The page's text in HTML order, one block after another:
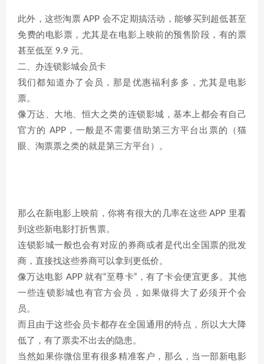
此外，这些淘票 APP 会不定期搞活动，能够买到超低甚至
免费的电影票，尤其是在电影上映前的预售阶段，有的票
甚至低至 9.9 元。
二、办连锁影城会员卡
我们都知道办了会员，那是优惠福利多多，尤其是电影
票。
像万达、大地、恒大之类的连锁影城，基本上都会有自己
官方的 APP，一般是不需要借助第三方平台出票的（猫
眼、淘票票之类的就是第三方平台）。
那么在新电影上映前，你将有很大的几率在这些 APP 里看
到这些新电影打折售票。
连锁影城一般也会有对应的券商或者是代出全国票的批发
商，直接找这些券商可以拿到更低价。
像万达电影 APP 就有“至尊卡”，有了卡会便宜更多。其他
一些连锁影城也有官方会员，如果做得大了必须开个会
员。
而且由于这些会员卡都存在全国通用的特点，所以大大降
低了，有了票卖不出去的隐患。
当然如果你微信里有很多精准客户，那么，当一部新电影